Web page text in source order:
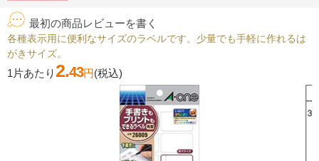
最初の商品レビューを書く
各種表示用に便利なサイズのラベルです。少量でも手軽に作れるは
がきサイズ。
1片あたり2.43円(税込)